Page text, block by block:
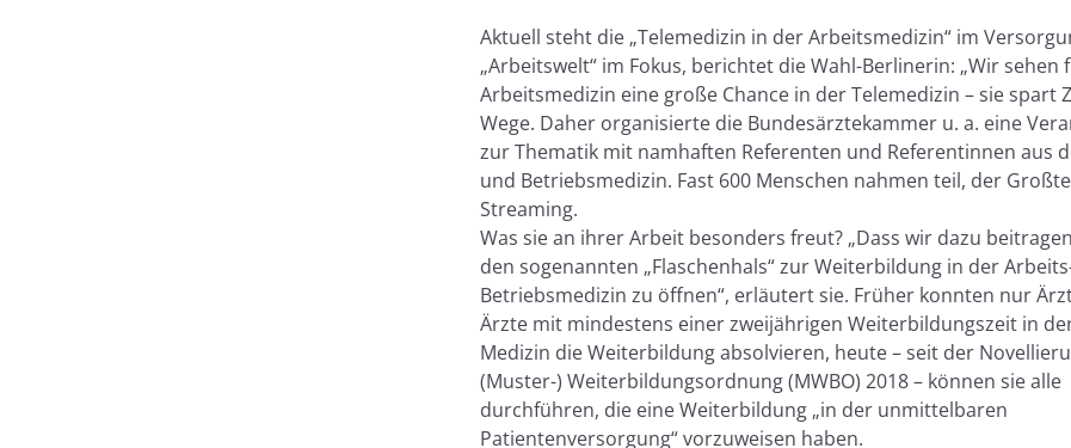
Aktuell steht die „Telemedizin in der Arbeitsmedizin“ im
„Arbeitswelt“ im Fokus, berichtet die Wahl-Berlinerin: „Wir sehen
Arbeitsmedizin eine große Chance in der Telemedizin – sie spart
Wege. Daher organisierte die Bundesärztekammer u. a. eine
zur Thematik mit namhaften Referenten und Referentinnen aus
und Betriebsmedizin. Fast 600 Menschen nahmen teil, der
Streaming.
Was sie an ihrer Arbeit besonders freut? „Dass wir dazu
den sogenannten „Flaschenhals“ zur Weiterbildung in der
Betriebsmedizin zu öffnen“, erläutert sie. Früher konnten nur
Ärzte mit mindestens einer zweijährigen Weiterbildungszeit in
Medizin die Weiterbildung absolvieren, heute – seit der
(Muster-) Weiterbildungsordnung (MWBO) 2018 – können sie alle
durchführen, die eine Weiterbildung „in der unmittelbaren
Patientenversorgung“ vorzuweisen haben.